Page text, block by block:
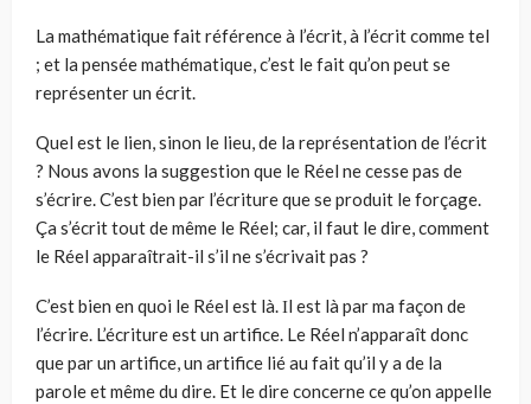
La mathématique fait référence à l’écrit, à l’écrit comme tel
; et la pen­sée mathématique, c’est le fait qu’on peut se
représenter un écrit.
Quel est le lien, sinon le lieu, de la représentation de l’écrit
? Nous avons la suggestion que le Réel ne cesse pas de
s’écrire. C’est bien par l’écriture que se produit le forçage.
Ça s’écrit tout de même le Réel; car, il faut le dire, comment
le Réel appa­raîtrait-il s’il ne s’écrivait pas ?
C’est bien en quoi le Réel est là. Ιl est là par ma façon de
l’écrire. L’écriture est un artifice. Le Réel n’apparaît donc
que par un artifice, un artifice lié au fait qu’il y a de la
parole et même du dire. Et le dire concer­ne ce qu’on appelle